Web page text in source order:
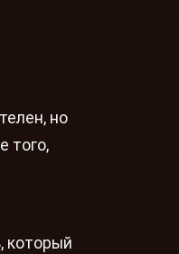
но
того,
который